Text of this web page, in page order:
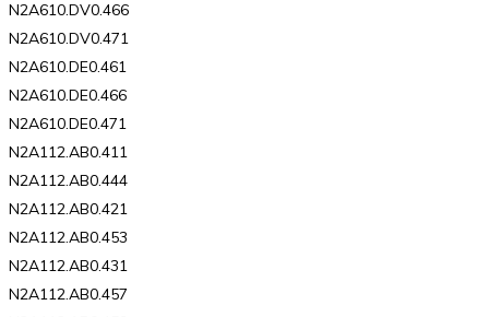
N2A610.DV0.466
N2A610.DV0.471
N2A610.DE0.461
N2A610.DE0.466
N2A610.DE0.471
N2A112.AB0.411
N2A112.AB0.444
N2A112.AB0.421
N2A112.AB0.453
N2A112.AB0.431
N2A112.AB0.457